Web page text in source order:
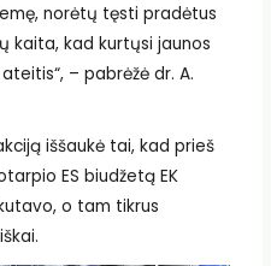
norėtų tęsti pradėtus
kaita, kad kurtųsi jaunos
– pabrėžė dr. A.
iššaukė tai, kad prieš
ES biudžetą EK
o tam tikrus